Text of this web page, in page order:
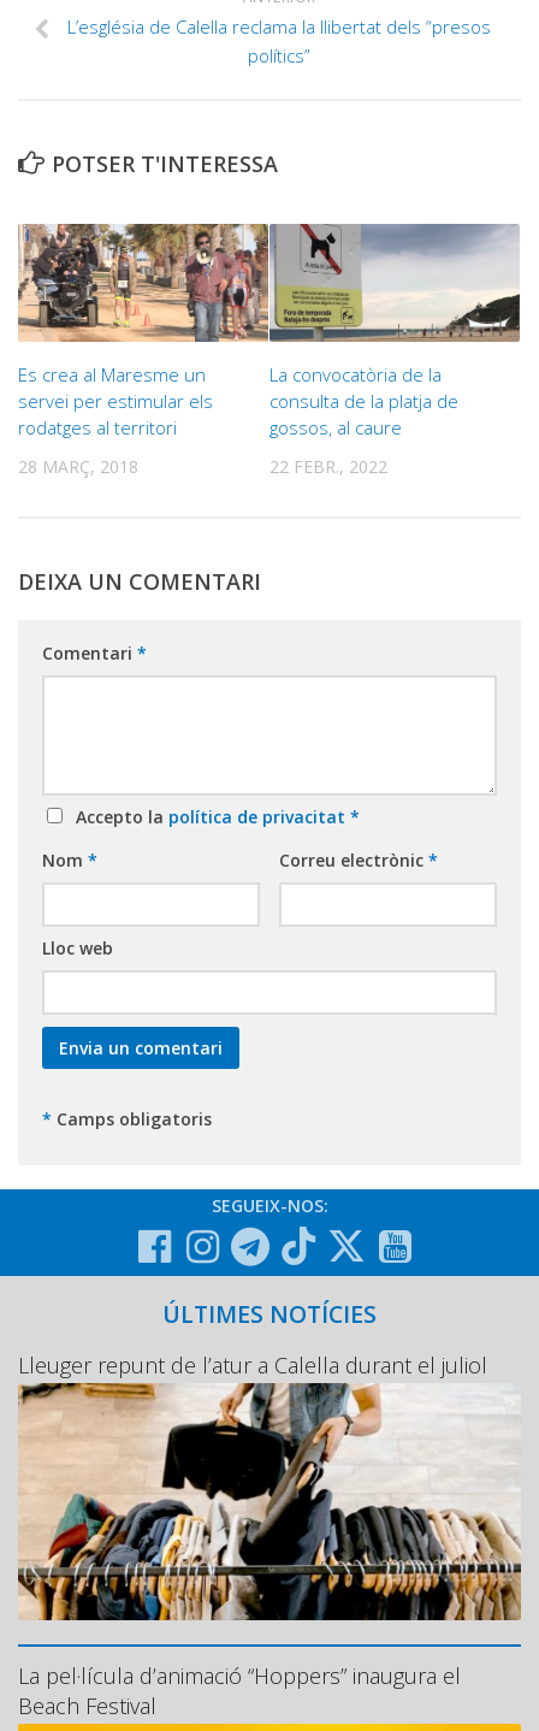
L’església de Calella reclama la llibertat dels “presos
polítics”
POTSER T'INTERESSA
Es crea al Maresme un
servei per estimular els
rodatges al territori
28 MARÇ, 2018
La convocatòria de la
consulta de la platja de
gossos, al caure
22 FEBR., 2022
DEIXA UN COMENTARI
Comentari *
Accepto la política de privacitat *
Nom * Correu electrònic *
Lloc web
* Camps obligatoris
SEGUEIX-NOS:
ÚLTIMES NOTÍCIES
Lleuger repunt de l’atur a Calella durant el juliol
La pel·lícula d’animació “Hoppers” inaugura el
Beach Festival